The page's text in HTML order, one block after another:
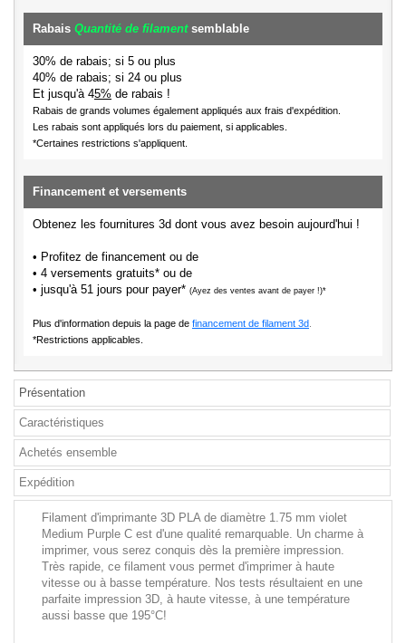
Rabais Quantité de filamentsemblable
30% de rabais; si 5 ou plus
40% de rabais; si 24 ou plus
Et jusqu'à 45% de rabais !
Rabais de grands volumes également appliqués aux frais d'expédition.
Les rabais sont appliqués lors du paiement, si applicables.
*Certaines restrictions s'appliquent.
Financement et versements
Obtenez les fournitures 3d dont vous avez besoin aujourd'hui !
• Profitez de financement ou de
• 4 versements gratuits* ou de
• jusqu'à 51 jours pour payer* (Ayez des ventes avant de payer !)*
Plus d'information depuis la page de financement de filament 3d
*Restrictions applicables.
Présentation
Caractéristiques
Achetés ensemble
Expédition
Filament d'imprimante 3D PLA de diamètre 1.75 mm violet
Medium Purple C est d'une qualité remarquable. Un charme à
imprimer, vous serez conquis dès la première impression.
Très rapide, ce filament vous permet d'imprimer à haute
vitesse ou à basse température. Nos tests résultaient en une
parfaite impression 3D, à haute vitesse, à une température
aussi basse que 195°C!